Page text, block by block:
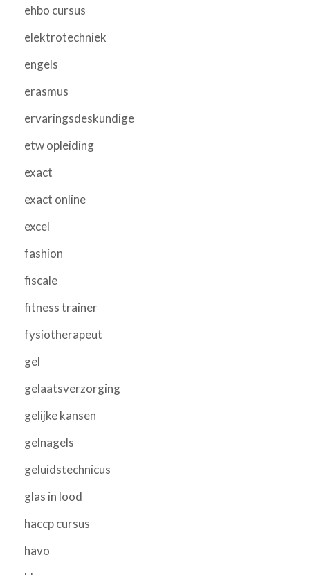
ehbo cursus
elektrotechniek
engels
erasmus
ervaringsdeskundige
etw opleiding
exact
exact online
excel
fashion
fiscale
fitness trainer
fysiotherapeut
gel
gelaatsverzorging
gelijke kansen
gelnagels
geluidstechnicus
glas in lood
haccp cursus
havo